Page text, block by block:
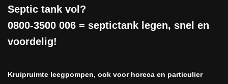
Septic tank vol?
0800-3500 006 = septictank legen, snel en
voordelig!
Kruipruimte leegpompen, ook voor horeca en particulier